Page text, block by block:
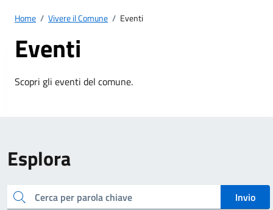
Home / Vivere il Comune / Eventi
Eventi
Scopri gli eventi del comune.
Esplora
Cerca
Invio